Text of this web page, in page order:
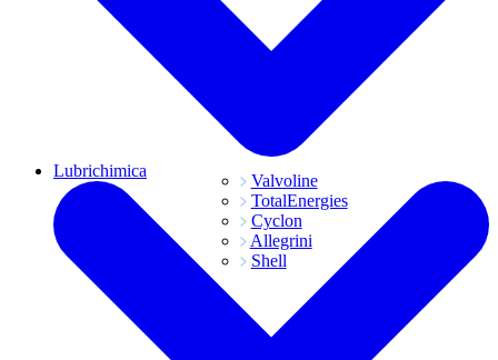
Valvoline
TotalEnergies
Cyclon
Allegrini
Shell
Lubrichimica